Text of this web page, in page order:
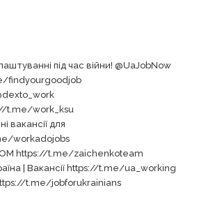
під час війни! @UaJobNow
findyourgoodjob
t.me/work_ksu
вакансії для
workadojobs
https://t.me/zaichenkoteam
| Вакансії https://t.me/ua_working
t.me/jobforukrainians